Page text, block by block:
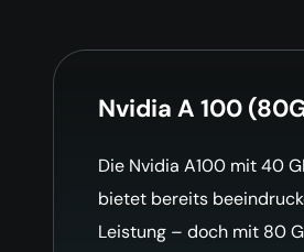
Nvidia A 100
Die Nvidia A100 mit 40
bietet bereits
Leistung – doch mit 80